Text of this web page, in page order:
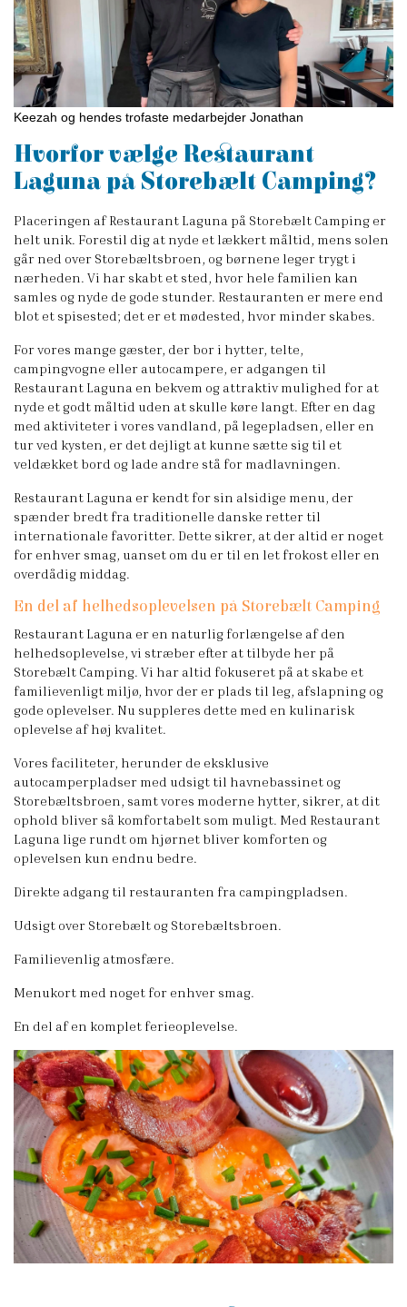
Keezah og hendes trofaste medarbejder Jonathan
Hvorfor vælge Restaurant
Laguna på Storebælt Camping?
Placeringen af Restaurant Laguna på Storebælt Camping er
helt unik. Forestil dig at nyde et lækkert måltid, mens solen
går ned over Storebæltsbroen, og børnene leger trygt i
nærheden. Vi har skabt et sted, hvor hele familien kan
samles og nyde de gode stunder. Restauranten er mere end
blot et spisested; det er et mødested, hvor minder skabes.
For vores mange gæster, der bor i hytter, telte,
campingvogne eller autocampere, er adgangen til
Restaurant Laguna en bekvem og attraktiv mulighed for at
nyde et godt måltid uden at skulle køre langt. Efter en dag
med aktiviteter i vores vandland, på legepladsen, eller en
tur ved kysten, er det dejligt at kunne sætte sig til et
veldækket bord og lade andre stå for madlavningen.
Restaurant Laguna er kendt for sin alsidige menu, der
spænder bredt fra traditionelle danske retter til
internationale favoritter. Dette sikrer, at der altid er noget
for enhver smag, uanset om du er til en let frokost eller en
overdådig middag.
En del af helhedsoplevelsen på Storebælt Camping
Restaurant Laguna er en naturlig forlængelse af den
helhedsoplevelse, vi stræber efter at tilbyde her på
Storebælt Camping. Vi har altid fokuseret på at skabe et
familievenligt miljø, hvor der er plads til leg, afslapning og
gode oplevelser. Nu suppleres dette med en kulinarisk
oplevelse af høj kvalitet.
Vores faciliteter, herunder de eksklusive
autocamperpladser med udsigt til havnebassinet og
Storebæltsbroen, samt vores moderne hytter, sikrer, at dit
ophold bliver så komfortabelt som muligt. Med Restaurant
Laguna lige rundt om hjørnet bliver komforten og
oplevelsen kun endnu bedre.
Direkte adgang til restauranten fra campingpladsen.
Udsigt over Storebælt og Storebæltsbroen.
Familievenlig atmosfære.
Menukort med noget for enhver smag.
En del af en komplet ferieoplevelse.